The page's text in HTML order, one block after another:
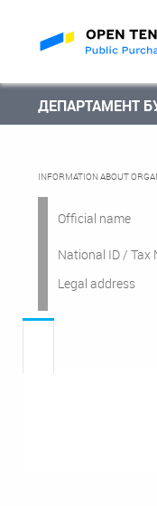
ДЕПАРТАМЕНТ
INFORMATION ABOUT
Official name
National ID / Tax
Legal address